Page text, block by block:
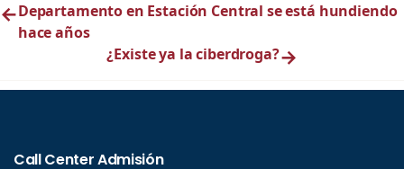
←Departamento en Estación Central se está hundiendo
hace años
¿Existe ya la ciberdroga?→